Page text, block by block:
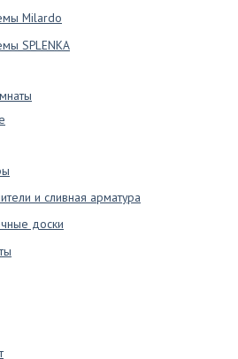
Milardo
SPLENKA
и сливная арматура
доски